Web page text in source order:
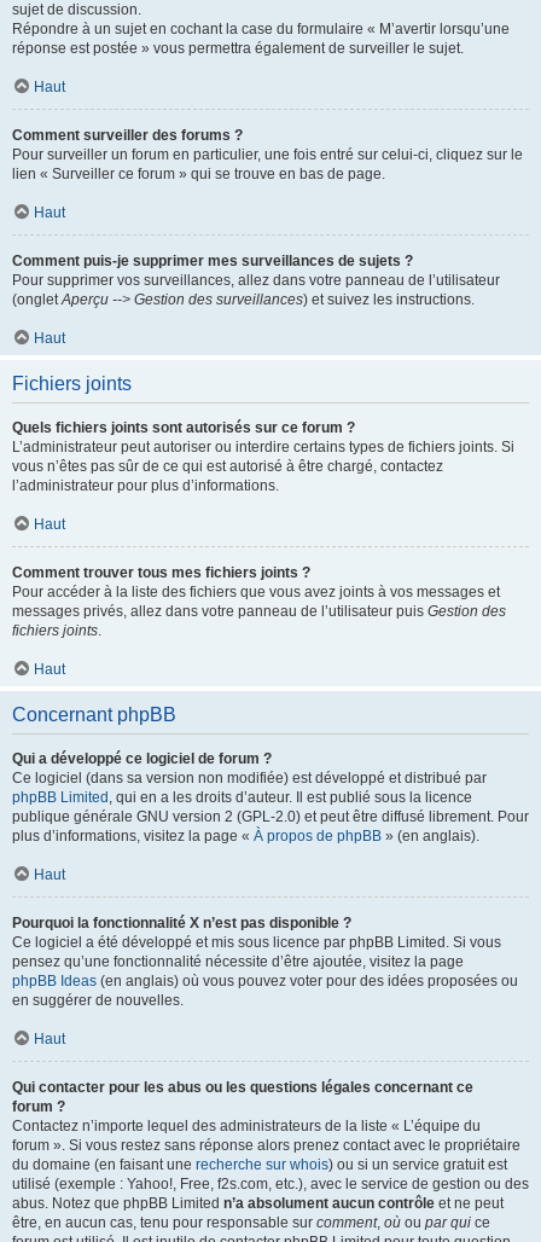
sujet de discussion.
Répondre à un sujet en cochant la case du formulaire « M’avertir lorsqu’une
réponse est postée » vous permettra également de surveiller le sujet.
Haut
Comment surveiller des forums ?
Pour surveiller un forum en particulier, une fois entré sur celui-ci, cliquez sur le
lien « Surveiller ce forum » qui se trouve en bas de page.
Haut
Comment puis-je supprimer mes surveillances de sujets ?
Pour supprimer vos surveillances, allez dans votre panneau de l’utilisateur
(ongletAperçu --> Gestion des surveillances) et suivez les instructions.
Haut
Fichiers joints
Quels fichiers joints sont autorisés sur ce forum ?
L’administrateur peut autoriser ou interdire certains types de fichiers joints. Si
vous n’êtes pas sûr de ce qui est autorisé à être chargé, contactez
l’administrateur pour plus d’informations.
Haut
Comment trouver tous mes fichiers joints ?
Pour accéder à la liste des fichiers que vous avez joints à vos messages et
messages privés, allez dans votre panneau de l’utilisateur puis Gestion des
fichiers joints.
Haut
Concernant phpBB
Qui a développé ce logiciel de forum ?
Ce logiciel (dans sa version non modifiée) est développé et distribué par
phpBB Limited , qui en a les droits d’auteur. Il est publié sous la licence
publique générale GNU version 2 (GPL-2.0) et peut être diffusé librement. Pour
plus d’informations, visitez la page « À propos de phpBB » (en anglais).
Haut
Pourquoi la fonctionnalité X n’est pas disponible ?
Ce logiciel a été développé et mis sous licence par phpBB Limited. Si vous
pensez qu’une fonctionnalité nécessite d’être ajoutée, visitez la page
phpBB Ideas (en anglais) où vous pouvez voter pour des idées proposées ou
en suggérer de nouvelles.
Haut
Qui contacter pour les abus ou les questions légales concernant ce
forum ?
Contactez n’importe lequel des administrateurs de la liste « L’équipe du
forum ». Si vous restez sans réponse alors prenez contact avec le propriétaire
du domaine (en faisant une recherche sur whois) ou si un service gratuit est
utilisé (exemple : Yahoo!, Free, f2s.com, etc.), avec le service de gestion ou des
abus. Notez que phpBB Limited n’a absolument aucun contrôle et ne peut
être, en aucun cas, tenu pour responsable sur comment, où ou par qui ce